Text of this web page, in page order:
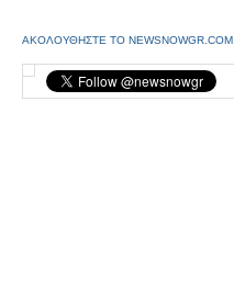
ΑΚΟΛΟΥΘΗΣΤΕ ΤΟ NEWSNOWGR.COM